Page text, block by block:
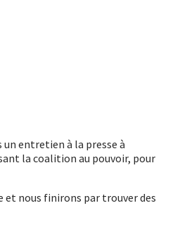
un entretien à la presse à
la coalition au pouvoir, pour
et nous finirons par trouver des